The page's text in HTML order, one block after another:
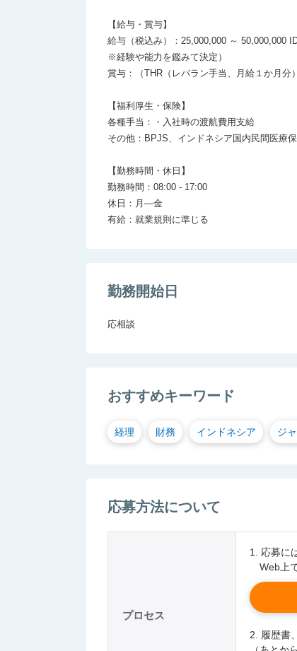
【給与・賞与】
給与（税込み）：25,000,000 ～ 50,000,000
※経験や能力を鑑みて決定）
賞与：（THR（レバラン手当、月給１か月分
【福利厚生・保険】
各種手当：・入社時の渡航費用支給
その他：BPJS、インドネシア国内民間医療
【勤務時間・休日】
勤務時間：08:00 - 17:00
休日：月―金
勤務開始日
応相談
おすすめキーワード
経理 財務 インドネシア ジ
応募方法について
プロセス
1. 応募に
Web上
2. 履歴書